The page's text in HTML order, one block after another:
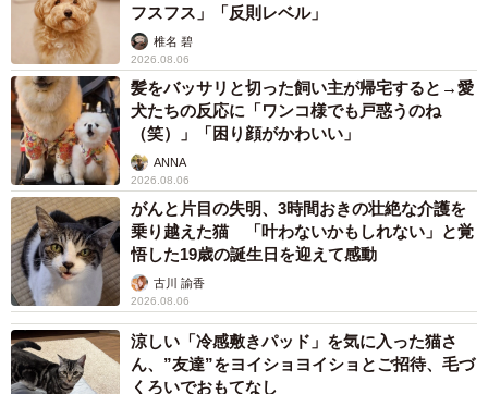
んが、「どうする？うちの子になる？」と猫に尋ねると、
「ニャア」と鳴いてスリスリしてきたので、抱っこして家
の中に入れたという。
野良猫から家猫に
ご主人から「どうだった？」とメールが来たので、「うち
に入れた」と返信すると、ただ「そうか」と返ってき
た。 動物病院に連れて行くと、大量のノミやダニがついて
いた。眼の不調は子猫時代の栄養失調が原因だったとい
う。生後5カ月くらいだった。名前は、カリンちゃんにし
た。
犬と猫を飼っていたので、猫エイズや白血病の検査結果が
フスフス」「反則レベル」
椎名 碧
2026.08.06
髪をバッサリと切った飼い主が帰宅すると→愛
犬たちの反応に「ワンコ様でも戸惑うのね
（笑）」「困り顔がかわいい」
ANNA
2026.08.06
がんと片目の失明、3時間おきの壮絶な介護を
乗り越えた猫 「叶わないかもしれない」と覚
悟した19歳の誕生日を迎えて感動
古川 諭香
2026.08.06
涼しい「冷感敷きパッド」を気に入った猫さ
ん、”友達”をヨイショヨイショとご招待、毛づ
くろいでおもてなし